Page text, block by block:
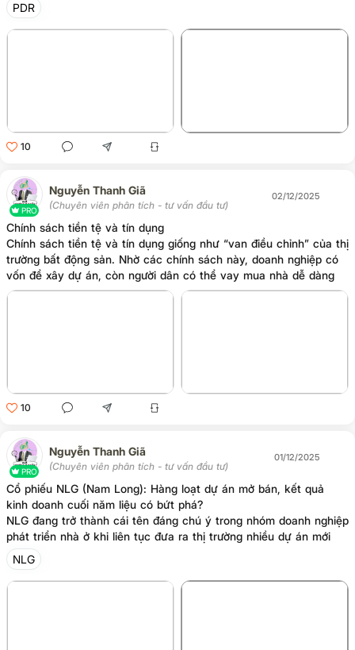
bộc lộ hạn chế khi phụ thuộc lớn vào tình hình tài chính và pháp
lý của đối tác. Trường hợp của Danh Khôi (NRC) là ví dụ rõ ràng:
PDR
10
PRO
Nguyễn Thanh Giã
(Chuyên viên phân tích - tư vấn đầu tư)
02/12/2025
Chính sách tiền tệ và tín dụng
Chính sách tiền tệ và tín dụng giống như “van điều chỉnh” của thị
trường bất động sản. Nhờ các chính sách này, doanh nghiệp có
vốn để xây dự án, còn người dân có thể vay mua nhà dễ dàng
hơn. Tính tới tháng 8/2025, tổng số tiền ngân hàng cho vay bất
10
PRO
Nguyễn Thanh Giã
(Chuyên viên phân tích - tư vấn đầu tư)
01/12/2025
Cổ phiếu NLG (Nam Long): Hàng loạt dự án mở bán, kết quả
kinh doanh cuối năm liệu có bứt phá?
NLG đang trở thành cái tên đáng chú ý trong nhóm doanh nghiệp
phát triển nhà ở khi liên tục đưa ra thị trường nhiều dự án mới
trong bối cảnh thị trường bất động sản có dấu hiệu phục hồi rõ
rệt. Dữ liệu quý gần nhất cho thấy doanh nghiệp đã ghi nhận
mức tăng trưởng nổi bật sau thời gian dài chờ đợi.
NLG